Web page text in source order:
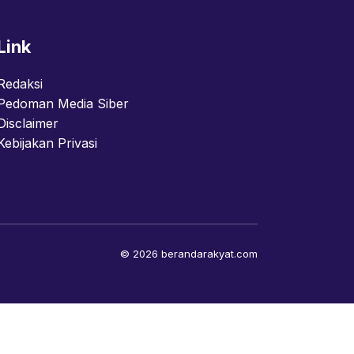
Media Siber
Privasi
© 2026 berandarakyat.com